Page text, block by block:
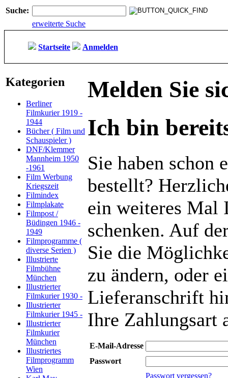
Suche:
erweiterte Suche
Startseite Anmelden
Kategorien
Berliner
Filmkurier 1919 -
1944
Bücher ( Film und
Schauspieler )
DNF/Klemmer
Mannheim 1950
-1961
Film Werbung
Kriegszeit
Filmindex
Filmplakate
Filmpost /
Büdingen 1946 -
1949
Filmprogramme (
diverse Serien )
Illustrierte
Filmbühne
München
Illustrierter
Filmkurier 1930 -
Illustrierter
Filmkurier 1945 -
Illustrierter
Filmkurier
München
Illustriertes
Filmprogramm
Wien
Melden Sie
Ich bin
Sie haben schon
bestellt?
ein weiteres Mal
schenken. Auf
Sie die
zu ändern, oder
Lieferanschrift
Ihre Zahlungsart
E-Mail-Adresse
Passwort
Passwort vergessen?